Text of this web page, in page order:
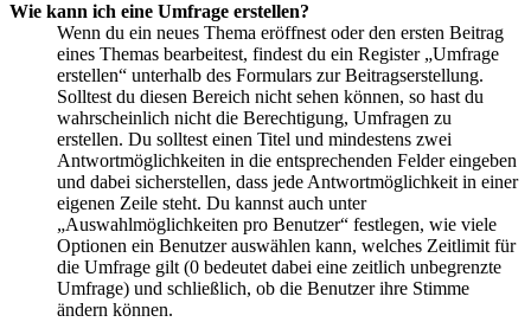
Wie kann ich eine Umfrage erstellen?
Wenn du ein neues Thema eröffnest oder den ersten Beitrag
eines Themas bearbeitest, findest du ein Register „Umfrage
erstellen“ unterhalb des Formulars zur Beitragserstellung.
Solltest du diesen Bereich nicht sehen können, so hast du
wahrscheinlich nicht die Berechtigung, Umfragen zu
erstellen. Du solltest einen Titel und mindestens zwei
Antwortmöglichkeiten in die entsprechenden Felder eingeben
und dabei sicherstellen, dass jede Antwortmöglichkeit in einer
eigenen Zeile steht. Du kannst auch unter
„Auswahlmöglichkeiten pro Benutzer“ festlegen, wie viele
Optionen ein Benutzer auswählen kann, welches Zeitlimit für
die Umfrage gilt (0 bedeutet dabei eine zeitlich unbegrenzte
Umfrage) und schließlich, ob die Benutzer ihre Stimme
ändern können.